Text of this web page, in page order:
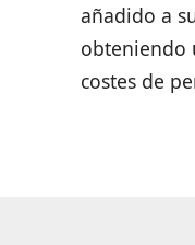
añadido a
obteniendo
costes de